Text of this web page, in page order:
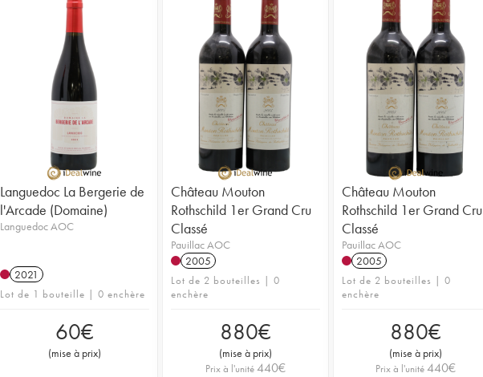
Languedoc La Bergerie de
l'Arcade (Domaine)
Languedoc AOC
2021
Lot de 1 bouteille | 0 enchère
60€
(mise à prix)
Château Mouton
Rothschild 1er Grand Cru
Classé
Pauillac AOC
2005
Lot de 2 bouteilles | 0
enchère
880€
(mise à prix)
Prix à l'unité440€
Château Mouton
Rothschild 1er Grand Cru
Classé
Pauillac AOC
2005
Lot de 2 bouteilles | 0
enchère
880€
(mise à prix)
Prix à l'unité 440€